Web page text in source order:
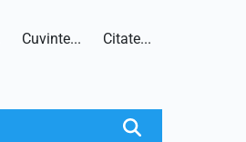
Cuvinte... Citate...